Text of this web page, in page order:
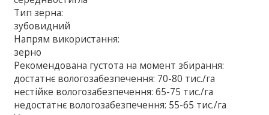
Тип зерна:
зубовидний
Напрям використання:
зерно
Рекомендована густота на момент збирання:
достатнє вологозабезпечення: 70-80 тис./га
нестійке вологозабезпечення: 65-75 тис./га
недостатнє вологозабезпечення: 55-65 тис./га